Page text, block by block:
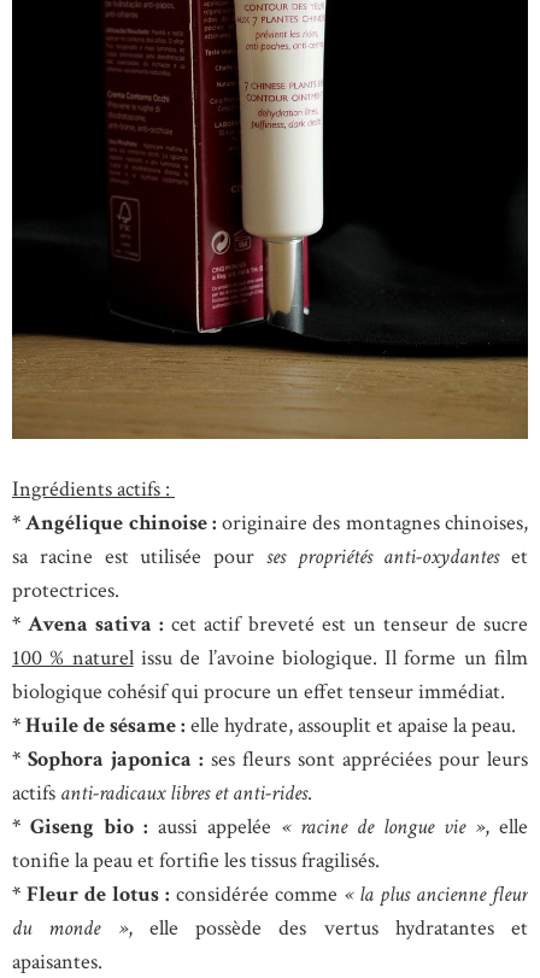
Ingrédients actifs :
* Angélique chinoise : originaire des montagnes chinoises,
sa racine est utilisée pour ses propriétés anti-oxydanteset
protectrices.
* Avena sativa : cet actif breveté est un tenseur de sucre
100 % naturelissu de l’avoine biologique. Il forme un film
biologique cohésif qui procure un effet tenseur immédiat.
* Huile de sésame : elle hydrate, assouplit et apaise la peau.
* Sophora japonica : ses fleurs sont appréciées pour leurs
actifs anti-radicaux libres et anti-rides.
* Giseng bio : aussi appelée « racine de longue vie », elle
tonifie la peau et fortifie les tissus fragilisés.
* Fleur de lotus : considérée comme « la plus ancienne fleur
du monde », elle possède des vertus hydratantes et
apaisantes.